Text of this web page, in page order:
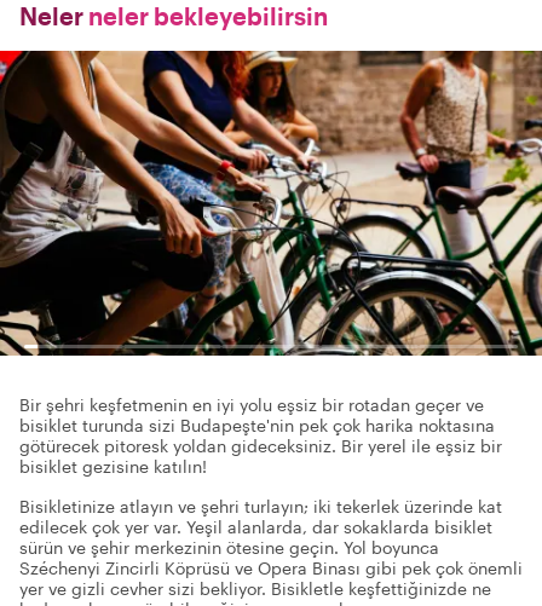
Neler neler bekleyebilirsin
Bir şehri keşfetmenin en iyi yolu eşsiz bir rotadan geçer ve
bisiklet turunda sizi Budapeşte'nin pek çok harika noktasına
götürecek pitoresk yoldan gideceksiniz. Bir yerel ile eşsiz bir
bisiklet gezisine katılın!
Bisikletinize atlayın ve şehri turlayın; iki tekerlek üzerinde kat
edilecek çok yer var. Yeşil alanlarda, dar sokaklarda bisiklet
sürün ve şehir merkezinin ötesine geçin. Yol boyunca
Széchenyi Zincirli Köprüsü ve Opera Binası gibi pek çok önemli
yer ve gizli cevher sizi bekliyor. Bisikletle keşfettiğinizde ne